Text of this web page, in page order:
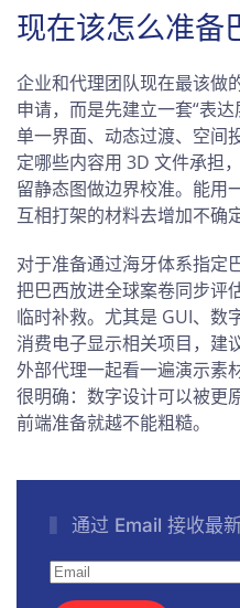
现在该怎么准备
企业和代理团队现在最该做
申请，而是先建立一套“表
单一界面、动态过渡、空间
定哪些内容用 3D 文件承担
留静态图做边界校准。能用
互相打架的材料去增加不确
对于准备通过海牙体系指定
把巴西放进全球案卷同步评
临时补救。尤其是 GUI、数
消费电子显示相关项目，建
外部代理一起看一遍演示素
很明确：数字设计可以被更
前端准备就越不能粗糙。
通过 Email 接收最